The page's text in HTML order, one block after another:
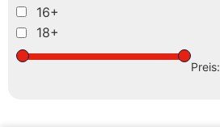
16+
18+
Preis: